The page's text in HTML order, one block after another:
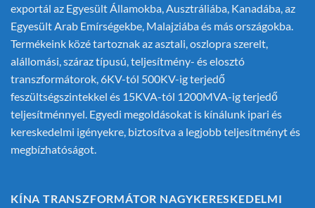
exportál az Egyesült Államokba, Ausztráliába, Kanadába, az
Egyesült Arab Emírségekbe, Malajziába és más országokba.
Termékeink közé tartoznak az asztali, oszlopra szerelt,
alállomási, száraz típusú, teljesítmény- és elosztó
transzformátorok, 6KV-tól 500KV-ig terjedő
feszültségszintekkel és 15KVA-tól 1200MVA-ig terjedő
teljesítménnyel. Egyedi megoldásokat is kínálunk ipari és
kereskedelmi igényekre, biztosítva a legjobb teljesítményt és
megbízhatóságot.
KÍNA TRANSZFORMÁTOR NAGYKERESKEDELMI